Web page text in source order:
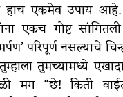
हाच एकमेव उपाय
एकच गोष्ट
परिपूर्ण नसल्याचे
तुमच्यामध्ये
मग “छे! किती